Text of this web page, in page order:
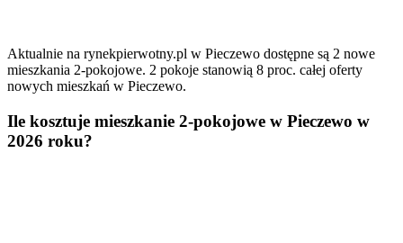
Aktualnie na rynekpierwotny.pl w Pieczewo dostępne są 2 nowe
mieszkania 2-pokojowe. 2 pokoje stanowią 8 proc. całej oferty
nowych mieszkań w Pieczewo.
Ile kosztuje mieszkanie 2-pokojowe w Pieczewo w
2026 roku?